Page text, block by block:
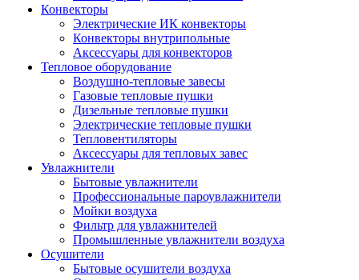
Конвекторы
Электрические ИК конвекторы
Конвекторы внутрипольные
Аксессуары для конвекторов
Тепловое оборудование
Воздушно-тепловые завесы
Газовые тепловые пушки
Дизельные тепловые пушки
Электрические тепловые пушки
Тепловентиляторы
Аксессуары для тепловых завес
Увлажнители
Бытовые увлажнители
Профессиональные пароувлажнители
Мойки воздуха
Фильтр для увлажнителей
Промышленные увлажнители воздуха
Осушители
Бытовые осушители воздуха